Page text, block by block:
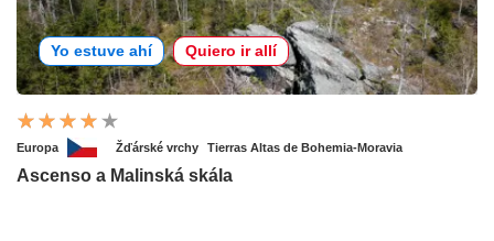
Yo estuve ahí Quiero ir allí
Europa Žďárské vrchy Tierras Altas de Bohemia-Moravia
Ascenso a Malinská skála